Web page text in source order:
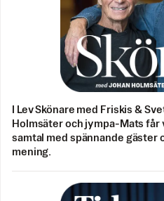
I Lev Skönare med Friskis &
Holmsäter och jympa-Mats får
samtal med spännande gäster
mening.